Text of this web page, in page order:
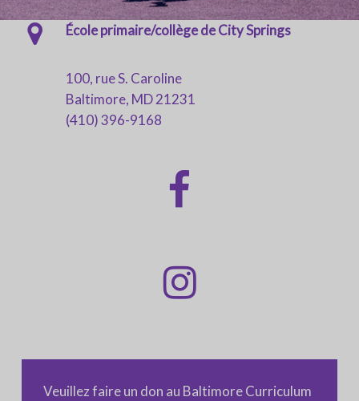
École primaire/collège de City Springs
100, rue S. Caroline
Baltimore, MD 21231
(410) 396-9168
Veuillez faire un don au Baltimore Curriculum